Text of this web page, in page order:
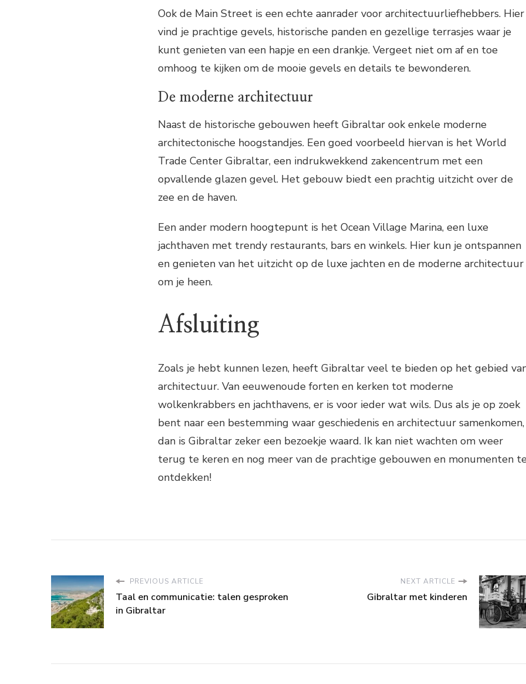
Ook de Main Street is een echte aanrader voor architectuurliefhebbers. Hier
vind je prachtige gevels, historische panden en gezellige terrasjes waar je
kunt genieten van een hapje en een drankje. Vergeet niet om af en toe
omhoog te kijken om de mooie gevels en details te bewonderen.
De moderne architectuur
Naast de historische gebouwen heeft Gibraltar ook enkele moderne
architectonische hoogstandjes. Een goed voorbeeld hiervan is het World
Trade Center Gibraltar, een indrukwekkend zakencentrum met een
opvallende glazen gevel. Het gebouw biedt een prachtig uitzicht over de
zee en de haven.
Een ander modern hoogtepunt is het Ocean Village Marina, een luxe
jachthaven met trendy restaurants, bars en winkels. Hier kun je ontspannen
en genieten van het uitzicht op de luxe jachten en de moderne architectuur
om je heen.
Afsluiting
Zoals je hebt kunnen lezen, heeft Gibraltar veel te bieden op het gebied
architectuur. Van eeuwenoude forten en kerken tot moderne
wolkenkrabbers en jachthavens, er is voor ieder wat wils. Dus als je op zoek
bent naar een bestemming waar geschiedenis en architectuur samenkomen,
dan is Gibraltar zeker een bezoekje waard. Ik kan niet wachten om weer
terug te keren en nog meer van de prachtige gebouwen en monumenten
ontdekken!
PREVIOUS ARTICLE
Taal en communicatie: talen gesproken
in Gibraltar
NEXT ARTICLE
Gibraltar met kinderen